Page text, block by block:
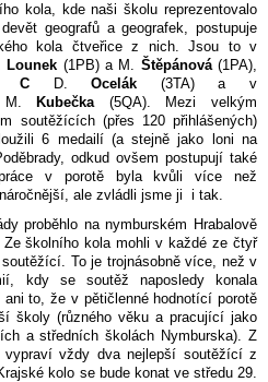
kola, kde naši školu reprezentovalo
geografů a geografek, postupuje
kola čtveřice z nich. Jsou to v
Lounek (1PB) a M. Štěpánová(1PA),
C D.Ocelák (3TA) a v
Kubečka(5QA). Mezi velkým
soutěžících (přes 120 přihlášených)
6 medailí (a stejně jako loni na
odkud ovšem postupují také
v porotě byla kvůli více než
ale zvládli jsme ji i tak.
proběhlo na nymburském Hrabalově
školního kola mohli v každé ze čtyř
To je trojnásobně více, než v
kdy se soutěž naposledy konala
to, že v pětičlenné hodnotící porotě
školy (různého věku a pracující jako
a středních školách Nymburska). Z
vždy dva nejlepší soutěžící z
kolo se bude konat ve středu 29.